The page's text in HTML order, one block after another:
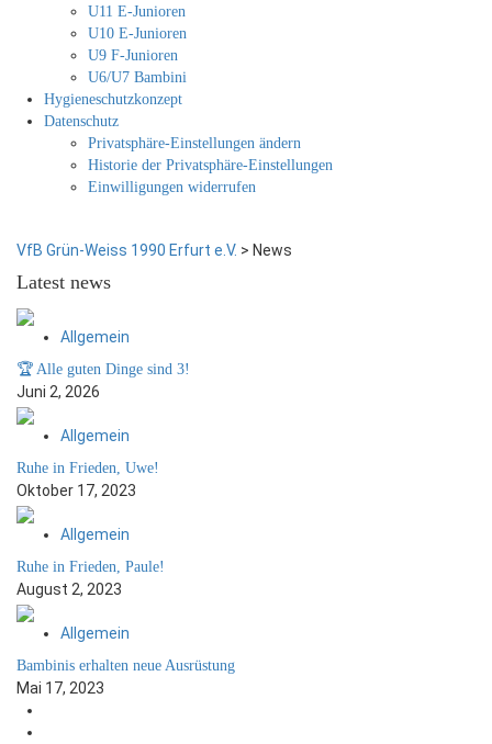
U11 E-Junioren
U10 E-Junioren
U9 F-Junioren
U6/U7 Bambini
Hygieneschutzkonzept
Datenschutz
Privatsphäre-Einstellungen ändern
Historie der Privatsphäre-Einstellungen
Einwilligungen widerrufen
VfB Grün-Weiss 1990 Erfurt e.V. > News
Latest news
Allgemein
🏆 Alle guten Dinge sind 3!
Juni 2, 2026
Allgemein
Ruhe in Frieden, Uwe!
Oktober 17, 2023
Allgemein
Ruhe in Frieden, Paule!
August 2, 2023
Allgemein
Bambinis erhalten neue Ausrüstung
Mai 17, 2023